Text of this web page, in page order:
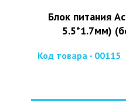
Блок питания
5.5*1.7мм)
Код товара - 00115